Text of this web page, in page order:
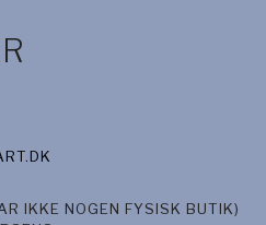
IKKE NOGEN FYSISK BUTIK)